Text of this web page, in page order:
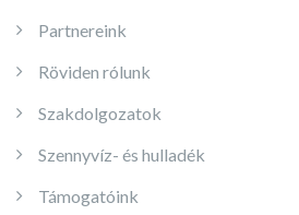
Partnereink
Röviden rólunk
Szakdolgozatok
Szennyvíz- és hulladék
Támogatóink